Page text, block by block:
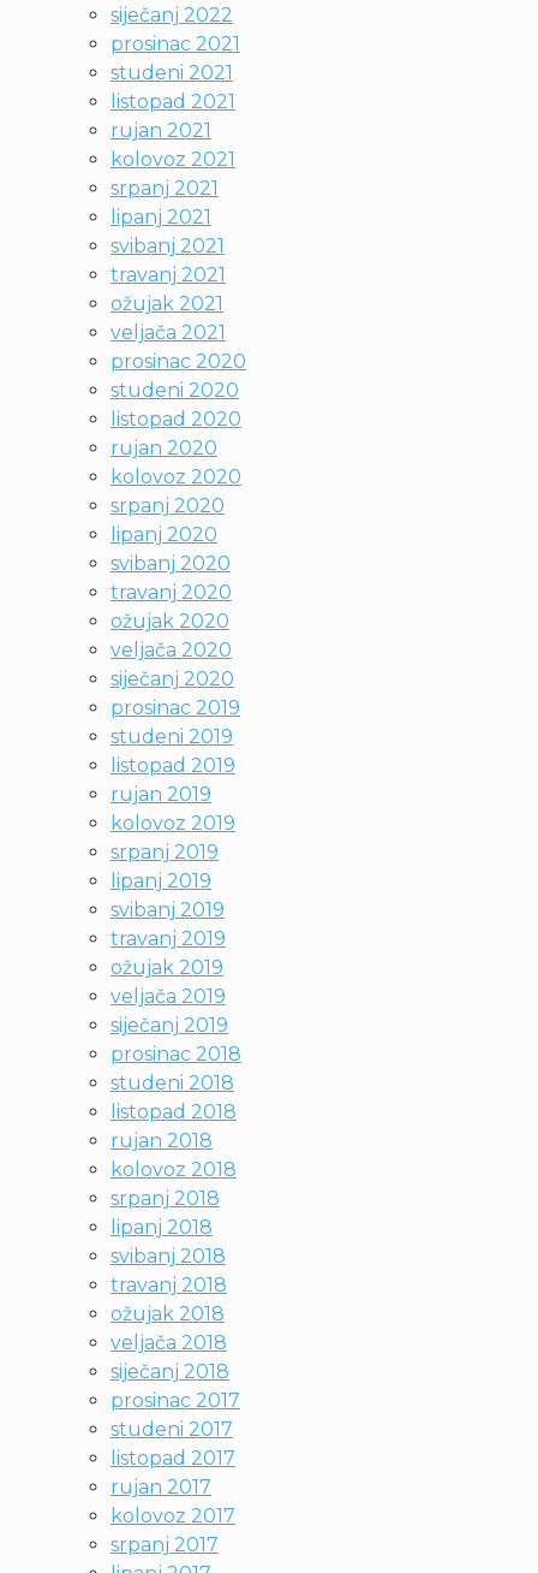
siječanj 2022
prosinac 2021
studeni 2021
listopad 2021
rujan 2021
kolovoz 2021
srpanj 2021
lipanj 2021
svibanj 2021
travanj 2021
ožujak 2021
veljača 2021
prosinac 2020
studeni 2020
listopad 2020
rujan 2020
kolovoz 2020
srpanj 2020
lipanj 2020
svibanj 2020
travanj 2020
ožujak 2020
veljača 2020
siječanj 2020
prosinac 2019
studeni 2019
listopad 2019
rujan 2019
kolovoz 2019
srpanj 2019
lipanj 2019
svibanj 2019
travanj 2019
ožujak 2019
veljača 2019
siječanj 2019
prosinac 2018
studeni 2018
listopad 2018
rujan 2018
kolovoz 2018
srpanj 2018
lipanj 2018
svibanj 2018
travanj 2018
ožujak 2018
veljača 2018
siječanj 2018
prosinac 2017
studeni 2017
listopad 2017
rujan 2017
kolovoz 2017
srpanj 2017